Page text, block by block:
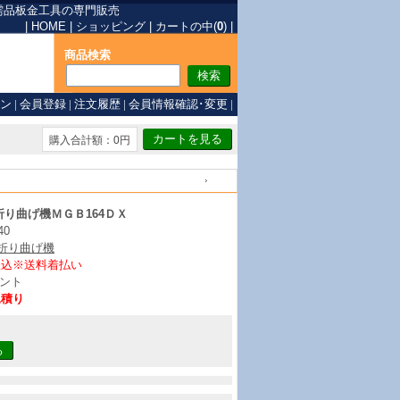
品板金工具の専門販売
HOME ショッピング カートの中(0)
商品検索
| 会員登録 | 注文履歴 | 会員情報確認･変更 |
購入合計額：0円
り曲げ機ＭＧＢ164ＤＸ
り曲げ機
※送料着払い
ト
り